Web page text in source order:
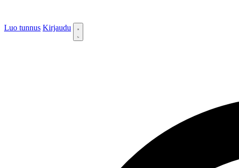
Luo tunnus Kirjaudu